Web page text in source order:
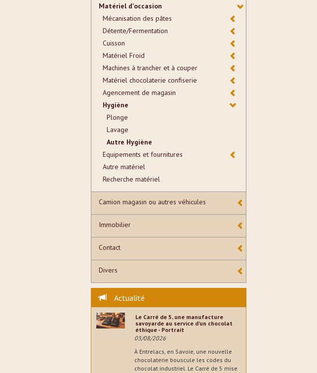
Matériel d'occasion
Mécanisation des pâtes
Détente/Fermentation
Cuisson
Matériel Froid
Machines à trancher et à couper
Matériel chocolaterie confiserie
Agencement de magasin
Hygiène
Plonge
Lavage
Autre Hygiène
Equipements et fournitures
Autre matériel
Recherche matériel
Camion magasin ou autres véhicules
Immobilier
Contact
Divers
Actualité
Le Carré de 5, une manufacture
savoyarde au service d’un chocolat
éthique - Portrait
03/08/2026
À Entrelacs, en Savoie, une nouvelle
chocolaterie bouscule les codes du
chocolat industriel. Le Carré de 5 mise